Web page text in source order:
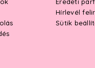
Hírlevél
Sütik